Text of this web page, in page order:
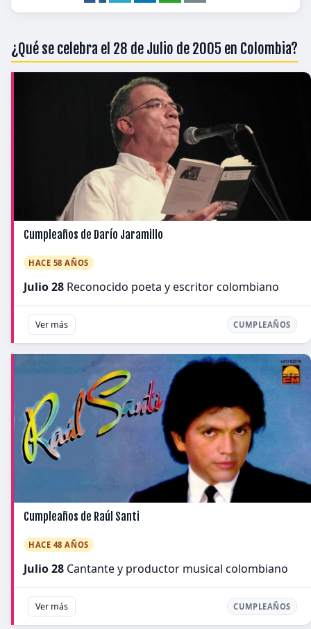
¿Qué se celebra el 28 de Julio de 2005 en Colombia?
Cumpleaños de Darío Jaramillo
HACE 58 AÑOS
Julio 28 Reconocido poeta y escritor colombiano
Ver más CUMPLEAÑOS
Cumpleaños de Raúl Santi
HACE 48 AÑOS
Julio 28 Cantante y productor musical colombiano
Ver más CUMPLEAÑOS